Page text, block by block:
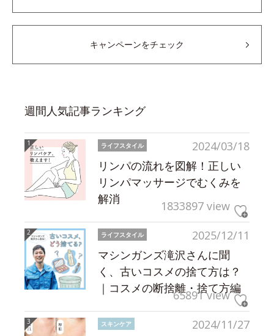
キャンペーンをチェック
週間人気記事ランキング
2024/03/18
ライフスタイル
リンパの流れを図解！正しい
リンパマッサージでむくみを
解消
1833897 view
2025/12/11
ライフスタイル
マシンガンズ滝沢さんに聞
く、古いコスメの捨て方は？
｜コスメの断捨離・捨て方編
65891 view
2024/11/27
スキンケア